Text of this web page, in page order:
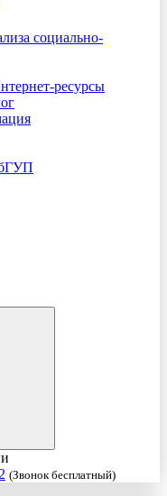
социально-
ресурсы
(Звонок бесплатный)